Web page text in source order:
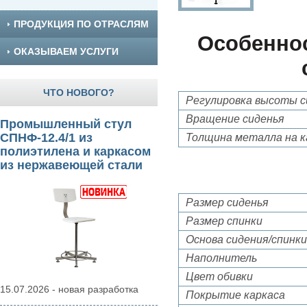
ПРОДУКЦИЯ ПО ОТРАСЛЯМ
ОКАЗЫВАЕМ УСЛУГИ
ЧТО НОВОГО?
Промышленный стул
СПНФ-12.4/1 из
полиэтилена и каркасом
из нержавеющей стали
15.07.2026 - новая разработка
Регулировка высоты
Вращение сиденья
Толщина металла на
Размер сиденья
Размер спинки
Основа сидения/спинки
Наполнитель
Цвет обивки
Покрытие каркаса